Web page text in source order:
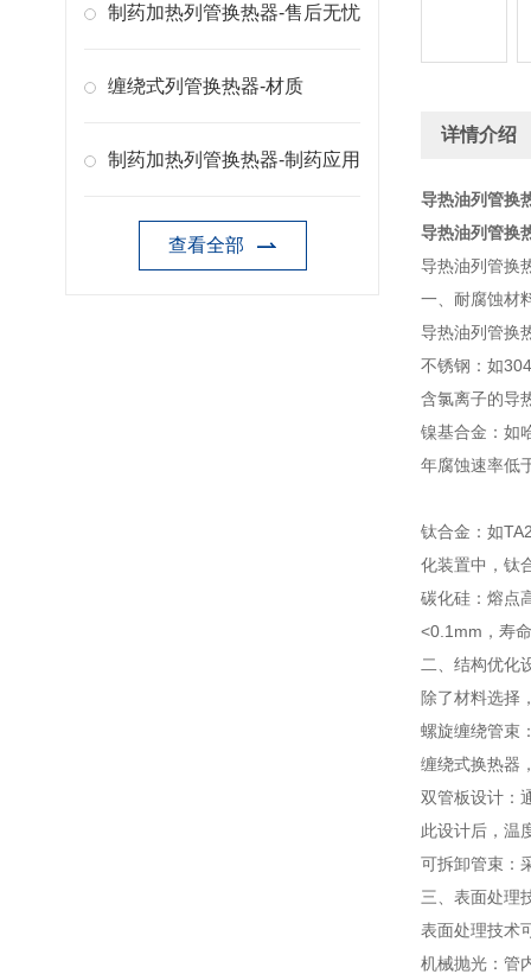
制药加热列管换热器-售后无忧
缠绕式列管换热器-材质
制药加热列管换热器-制药应用
查看全部
详情介绍
导热油列管换
导热油列管换
导热油列管换
一、耐腐蚀材
导热油列管换
不锈钢：如
含氯离子的导
镍基合金：如
年腐蚀速率低
钛合金：如
化装置中，钛
碳化硅：熔点
<0.1mm，寿
二、结构优化
除了材料选择
螺旋缠绕管束
缠绕式换热器
双管板设计：
此设计后，温
可拆卸管束：
三、表面处理
表面处理技术
机械抛光：管